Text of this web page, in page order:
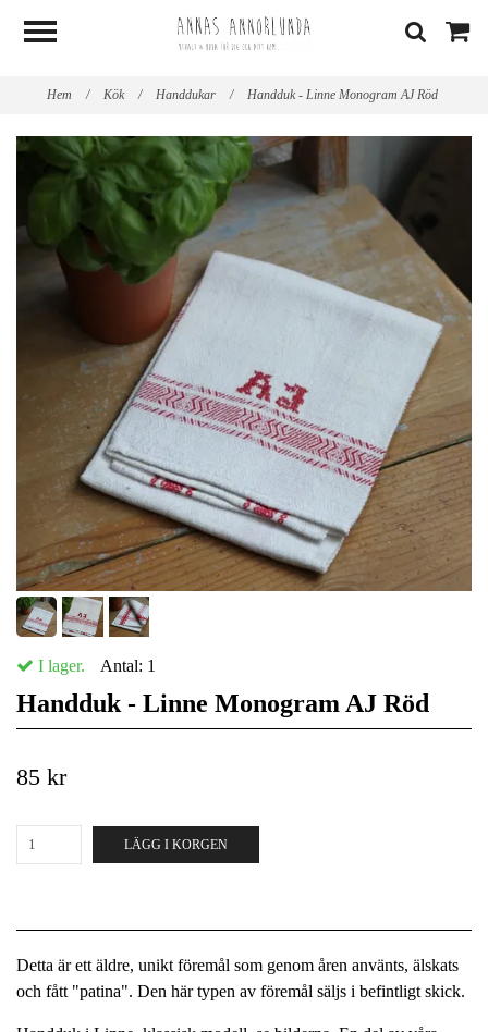
Hem / Kök / Handdukar / Handduk - Linne Monogram AJ Röd
I lager. Antal: 1
Handduk - Linne Monogram AJ Röd
85 kr
LÄGG I KORGEN
Detta är ett äldre, unikt föremål som genom åren använts, älskats
och fått "patina". Den här typen av föremål säljs i befintligt skick.